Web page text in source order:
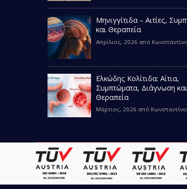
Μηνιγγίτιδα – Αιτίες,
και Θεραπεία
Απρίλιος, 2026 από
Ελκώδης Κολίτιδα: Αίτια,
Συμπτώματα, Διάγνωση και
Θεραπεία
Μάρτιος, 2026 από